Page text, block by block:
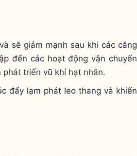
sẽ giảm mạnh sau khi các căng
đến các hoạt động vận chuyển
triển vũ khí hạt nhân.
đẩy lạm phát leo thang và khiến